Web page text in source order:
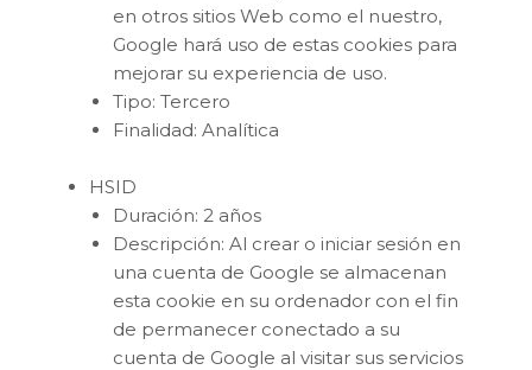
en otros sitios Web como el nuestro,
Google hará uso de estas cookies para
mejorar su experiencia de uso.
Tipo: Tercero
Finalidad: Analítica
HSID
Duración: 2 años
Descripción: Al crear o iniciar sesión en
una cuenta de Google se almacenan
esta cookie en su ordenador con el fin
de permanecer conectado a su
cuenta de Google al visitar sus servicios